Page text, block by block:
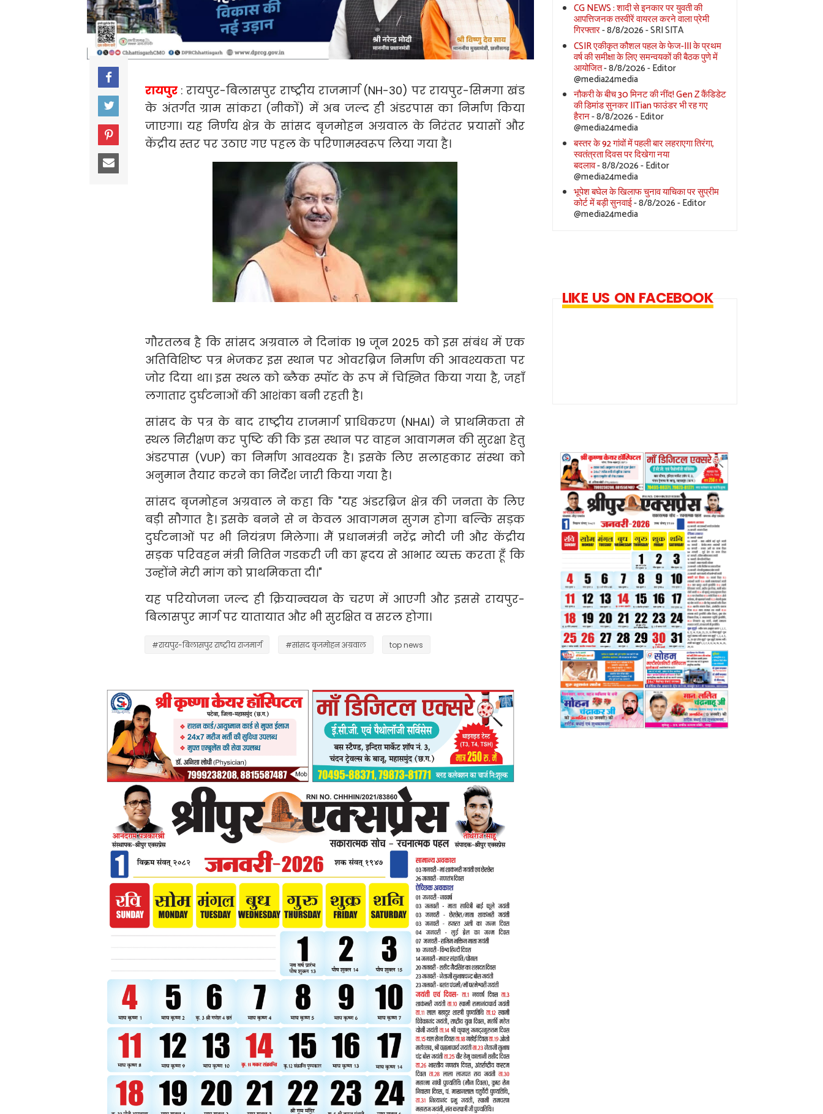
रायपुर : रायपुर-बिलासपुर राष्ट्रीय राजमार्ग (NH-30) पर रायपुर-सिमगा खंड
के अंतर्गत ग्राम सांकरा (नीकों) में अब जल्द ही अंडरपास का निर्माण किया
जाएगा। यह निर्णय क्षेत्र के सांसद बृजमोहन अग्रवाल के निरंतर प्रयासों और
केंद्रीय स्तर पर उठाए गए पहल के परिणामस्वरूप लिया गया है।
गौरतलब है कि सांसद अग्रवाल ने दिनांक 19 जून 2025 को इस संबंध में एक
अतिविशिष्ट पत्र भेजकर इस स्थान पर ओवरब्रिज निर्माण की आवश्यकता पर
जोर दिया था। इस स्थल को ब्लैक स्पॉट के रूप में चिह्नित किया गया है, जहाँ
लगातार दुर्घटनाओं की आशंका बनी रहती है।
सांसद के पत्र के बाद राष्ट्रीय राजमार्ग प्राधिकरण (NHAI) ने प्राथमिकता से
स्थल निरीक्षण कर पुष्टि की कि इस स्थान पर वाहन आवागमन की सुरक्षा हेतु
अंडरपास (VUP) का निर्माण आवश्यक है। इसके लिए सलाहकार संस्था को
अनुमान तैयार करने का निर्देश जारी किया गया है।
सांसद बृजमोहन अग्रवाल ने कहा कि "यह अंडरब्रिज क्षेत्र की जनता के लिए
बड़ी सौगात है। इसके बनने से न केवल आवागमन सुगम होगा बल्कि सड़क
दुर्घटनाओं पर भी नियंत्रण मिलेगा। मैं प्रधानमंत्री नरेंद्र मोदी जी और केंद्रीय
सड़क परिवहन मंत्री नितिन गडकरी जी का हृदय से आभार व्यक्त करता हूँ कि
उन्होंने मेरी मांग को प्राथमिकता दी।"
यह परियोजना जल्द ही क्रियान्वयन के चरण में आएगी और इससे रायपुर-
बिलासपुर मार्ग पर यातायात और भी सुरक्षित व सरल होगा।
#रायपुर-बिलासपुर राष्ट्रीय राजमार्ग #सांसद बृजमोहन अग्रवाल top news
CG NEWS : शादी से इनकार पर युवती की
आपत्तिजनक तस्वीरें वायरल करने वाला प्रेमी
गिरफ्तार- 8/8/2026- SRI SITA
CSIR एकीकृत कौशल पहल के फेज-III के प्रथम
वर्ष की समीक्षा के लिए समन्वयकों की बैठक पुणे में
आयोजित- 8/8/2026- Editor
@media24media
नौकरी के बीच 30 मिनट की नींद! Gen Z कैंडिडेट
की डिमांड सुनकर IITian फाउंडर भी रह गए
हैरान- 8/8/2026- Editor
@media24media
बस्तर के 92 गांवों में पहली बार लहराएगा तिरंगा,
स्वतंत्रता दिवस पर दिखेगा नया
बदलाव- 8/8/2026- Editor
@media24media
भूपेश बघेल के खिलाफ चुनाव याचिका पर सुप्रीम
कोर्ट में बड़ी सुनवाई- 8/8/2026- Editor
@media24media
LIKE US ON FACEBOOK